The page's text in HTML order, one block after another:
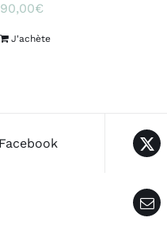
90,00€
J'achète